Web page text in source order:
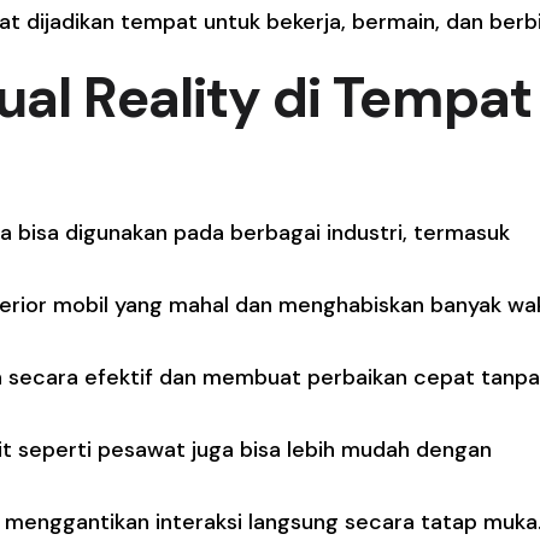
dijadikan tempat untuk bekerja, bermain, dan
Reality di Tempat
bisa digunakan pada berbagai industri, termasuk
mobil yang mahal dan menghabiskan banyak
efektif dan membuat perbaikan cepat tanpa
pesawat juga bisa lebih mudah dengan
interaksi langsung secara tatap